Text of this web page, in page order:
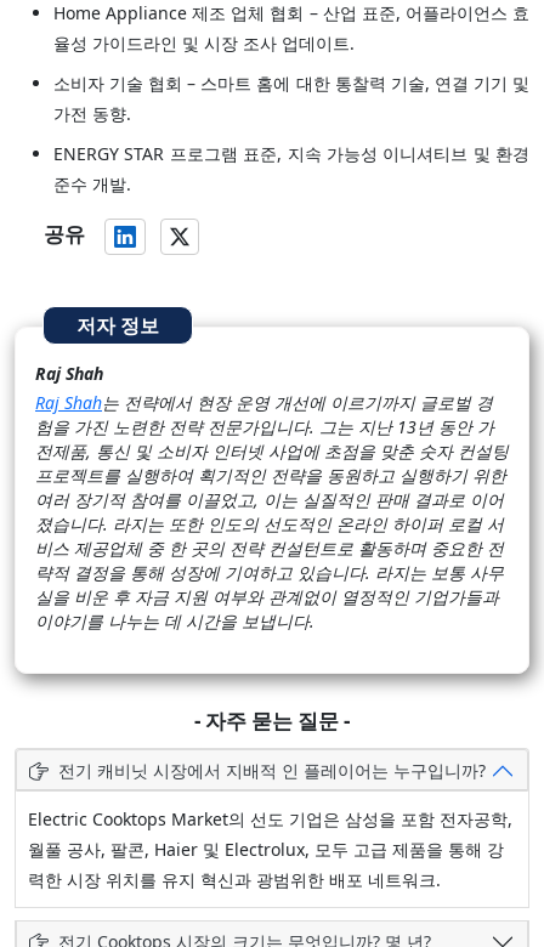
Home Appliance 제조 업체 협회 – 산업 표준, 어플라이언스 효
율성 가이드라인 및 시장 조사 업데이트.
소비자 기술 협회 – 스마트 홈에 대한 통찰력 기술, 연결 기기 및
가전 동향.
ENERGY STAR 프로그램 표준, 지속 가능성 이니셔티브 및 환경
준수 개발.
공유
저자 정보
Raj Shah
Raj Shah는 전략에서 현장 운영 개선에 이르기까지 글로벌 경
험을 가진 노련한 전략 전문가입니다. 그는 지난 13년 동안 가
전제품, 통신 및 소비자 인터넷 사업에 초점을 맞춘 숫자 컨설팅
프로젝트를 실행하여 획기적인 전략을 동원하고 실행하기 위한
여러 장기적 참여를 이끌었고, 이는 실질적인 판매 결과로 이어
졌습니다. 라지는 또한 인도의 선도적인 온라인 하이퍼 로컬 서
비스 제공업체 중 한 곳의 전략 컨설턴트로 활동하며 중요한 전
략적 결정을 통해 성장에 기여하고 있습니다. 라지는 보통 사무
실을 비운 후 자금 지원 여부와 관계없이 열정적인 기업가들과
이야기를 나누는 데 시간을 보냅니다.
- 자주 묻는 질문 -
전기 캐비닛 시장에서 지배적 인 플레이어는 누구입니까?
Electric Cooktops Market의 선도 기업은 삼성을 포함 전자공학,
월풀 공사, 팔콘, Haier 및 Electrolux, 모두 고급 제품을 통해 강
력한 시장 위치를 유지 혁신과 광범위한 배포 네트워크.
전기 Cooktops 시장의 크기는 무엇입니까? 몇 년?